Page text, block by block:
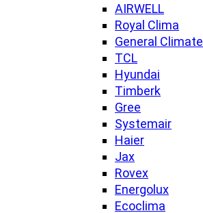
AIRWELL
Royal Clima
General Climate
TCL
Hyundai
Timberk
Gree
Systemair
Haier
Jax
Rovex
Energolux
Ecoclima